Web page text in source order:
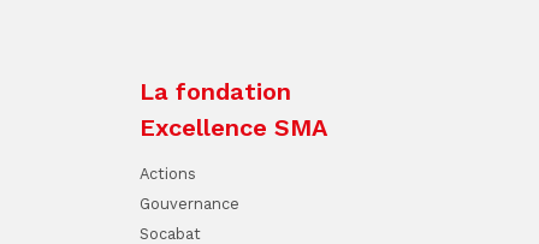
La fondation
Excellence SMA
Actions
Gouvernance
Socabat